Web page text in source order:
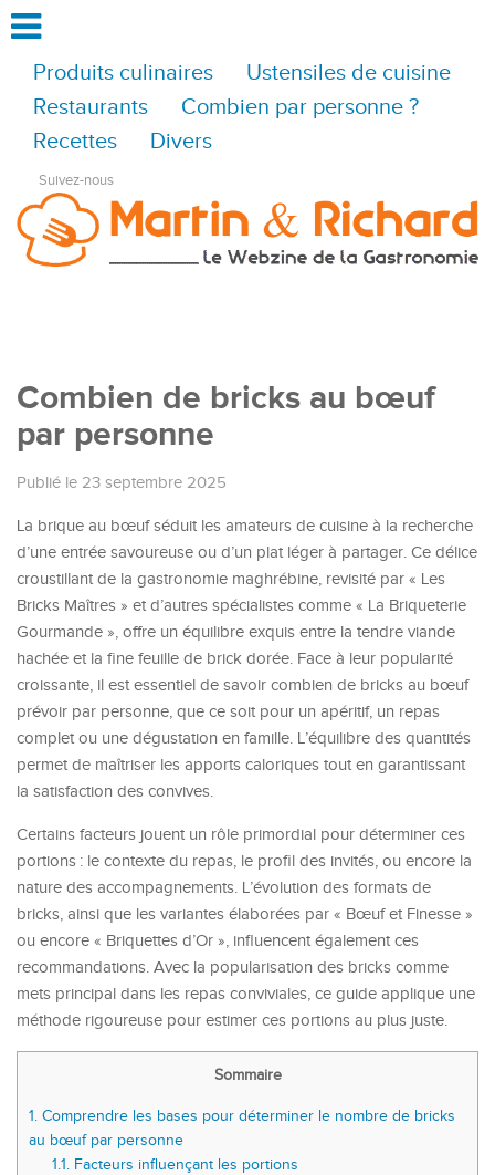
Produits culinaires
Ustensiles de cuisine
Restaurants
Combien par personne ?
Recettes
Divers
Suivez-nous
Combien de bricks au bœuf
par personne
Publié le 23 septembre 2025
La brique au bœuf séduit les amateurs de cuisine à la recherche
d’une entrée savoureuse ou d’un plat léger à partager. Ce délice
croustillant de la gastronomie maghrébine, revisité par « Les
Bricks Maîtres » et d’autres spécialistes comme « La Briqueterie
Gourmande », offre un équilibre exquis entre la tendre viande
hachée et la fine feuille de brick dorée. Face à leur popularité
croissante, il est essentiel de savoir combien de bricks au bœuf
prévoir par personne, que ce soit pour un apéritif, un repas
complet ou une dégustation en famille. L’équilibre des quantités
permet de maîtriser les apports caloriques tout en garantissant
la satisfaction des convives.
Certains facteurs jouent un rôle primordial pour déterminer ces
portions : le contexte du repas, le profil des invités, ou encore la
nature des accompagnements. L’évolution des formats de
bricks, ainsi que les variantes élaborées par « Bœuf et Finesse »
ou encore « Briquettes d’Or », influencent également ces
recommandations. Avec la popularisation des bricks comme
mets principal dans les repas conviviales, ce guide applique une
méthode rigoureuse pour estimer ces portions au plus juste.
Sommaire
1. Comprendre les bases pour déterminer le nombre de bricks
au bœuf par personne
1.1. Facteurs influençant les portions